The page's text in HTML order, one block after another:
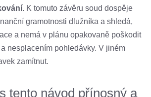
. K tomuto závěru soud dospěje
gramotnosti dlužníka a shledá,
a nemá v plánu opakovaně poškodit
nesplacením pohledávky. V jiném
zamítnut.
tento návod přínosný a